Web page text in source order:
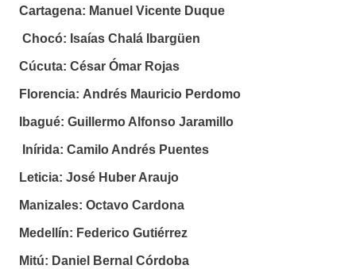
Cartagena: Manuel Vicente Duque
Chocó: Isaías Chalá Ibargüen
Cúcuta: César Ómar Rojas
Florencia: Andrés Mauricio Perdomo
Ibagué: Guillermo Alfonso Jaramillo
Inírida: Camilo Andrés Puentes
Leticia: José Huber Araujo
Manizales: Octavo Cardona
Medellín: Federico Gutiérrez
Mitú: Daniel Bernal Córdoba